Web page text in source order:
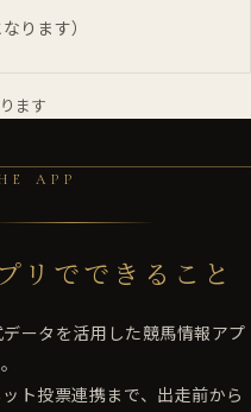
ります）
ます
APP
リでできること
ータを活用した競馬情報アプ
ト投票連携まで、出走前から